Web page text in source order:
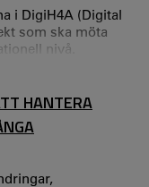
i DigiH4A (Digital
som ska möta
nivå.
HANTERA